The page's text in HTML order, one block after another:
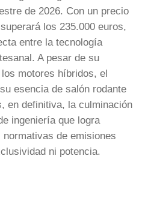
de 2026. Con un precio
los 235.000 euros,
entre la tecnología
A pesar de su
motores híbridos, el
esencia de salón rodante
en definitiva, la culminación
ingeniería que logra
de emisiones
ni potencia.